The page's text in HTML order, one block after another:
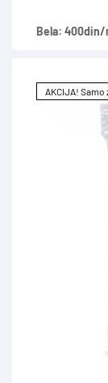
Bela:
AKCIJA! Samo